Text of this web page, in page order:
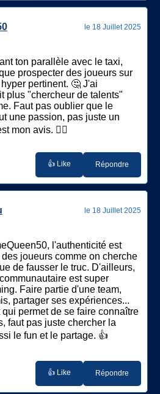
le 18 Juillet 2025
ton parallèle avec le taxi,
prospecter des joueurs sur
pertinent. 🤔 J'ai
plus "chercheur de talents"
Faut pas oublier que le
une passion, pas juste un
mon avis. 🤷‍♀️
👍 Like Répondre
le 18 Juillet 2025
l'authenticité est
joueurs comme on cherche
de fausser le truc. D'ailleurs,
est super
Faire partie d'une team,
partager ses expériences...
permet de se faire connaître
faut pas juste chercher la
le fun et le partage. 👍
👍 Like Répondre